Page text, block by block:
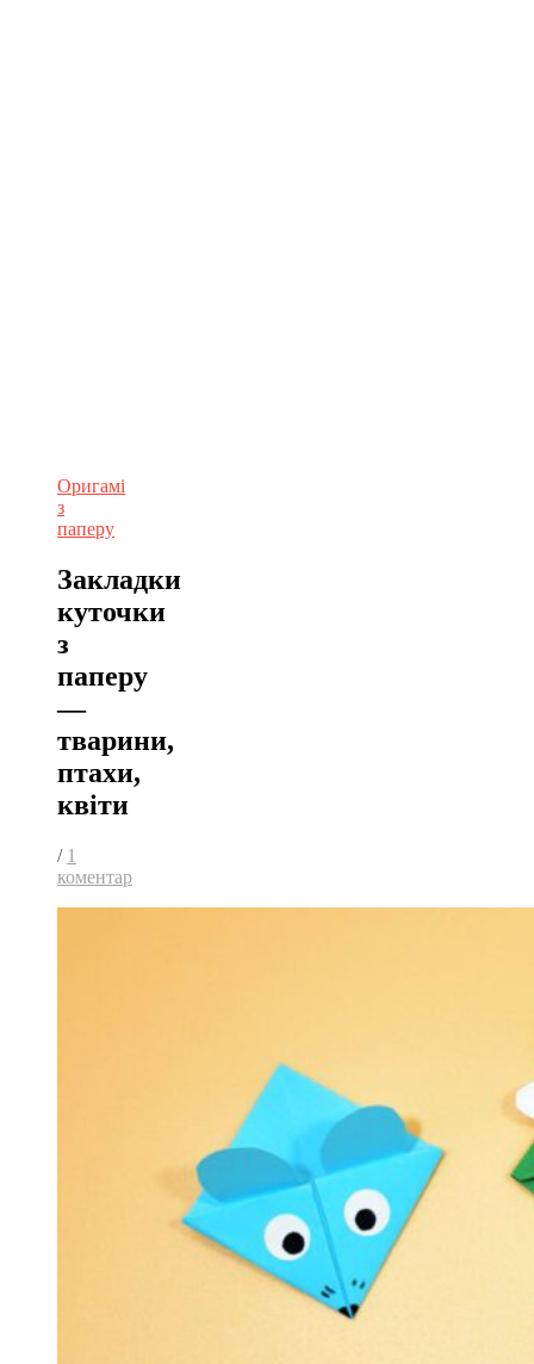
Оригамі
з
паперу
Закладки
куточки
з
паперу
—
тварини,
птахи,
квіти
/ 1
коментар